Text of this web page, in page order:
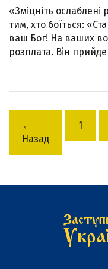
«Зміцніть ослаблені
тим, хто боїться:
ваш Бог! На ваших
розплата. Він прийде
←
Назад
1